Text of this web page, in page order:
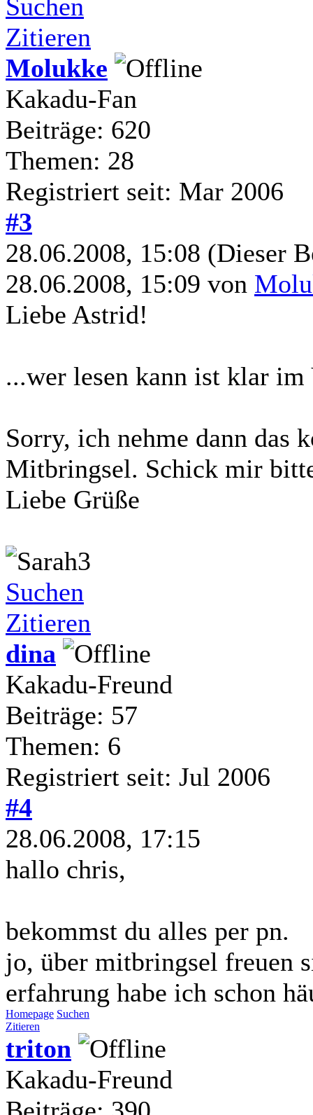
Suchen
Zitieren
Molukke
Kakadu-Fan
Beiträge: 620
Themen: 28
Registriert seit: Mar 2006
#3
28.06.2008, 15:08 (Dieser
28.06.2008, 15:09 von
Liebe Astrid!
...wer lesen kann ist klar
Sorry, ich nehme dann das
Mitbringsel. Schick mir
Liebe Grüße
Suchen
Zitieren
dina
Kakadu-Freund
Beiträge: 57
Themen: 6
Registriert seit: Jul 2006
#4
28.06.2008, 17:15
hallo chris,
bekommst du alles per pn.
jo, über mitbringsel freuen
erfahrung habe ich schon
Homepage Suchen
Zitieren
triton
Kakadu-Freund